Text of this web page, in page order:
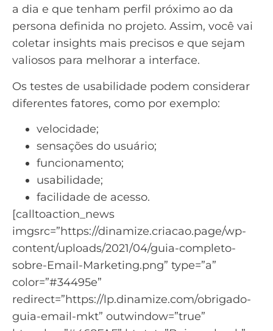
a dia e que tenham perfil próximo ao da
persona definida no projeto. Assim, você vai
coletar insights mais precisos e que sejam
valiosos para melhorar a interface.
Os testes de usabilidade podem considerar
diferentes fatores, como por exemplo:
velocidade;
sensações do usuário;
funcionamento;
usabilidade;
facilidade de acesso.
[calltoaction_news
imgsrc=”https://dinamize.criacao.page/wp-
content/uploads/2021/04/guia-completo-
sobre-Email-Marketing.png” type=”a”
color=”#34495e”
redirect=”https://lp.dinamize.com/obrigado-
guia-email-mkt” outwindow=”true”